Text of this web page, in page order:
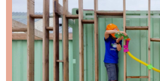
Schrijf je in voor de
ongeveer twee keer per maand
Stap 1 – vul je emailadres in en